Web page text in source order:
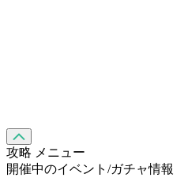
攻略 メニュー
開催中のイベント/ガチャ情報